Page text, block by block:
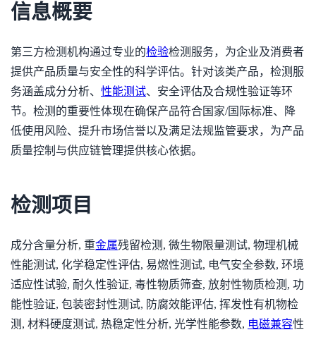
信息概要
第三方检测机构通过专业的检验检测服务，为企业及消费者
提供产品质量与安全性的科学评估。针对该类产品，检测服
务涵盖成分分析、 性能测试、安全评估及合规性验证等环
节。检测的重要性体现在确保产品符合国家/国际标准、降
低使用风险、提升市场信誉以及满足法规监管要求，为产品
质量控制与供应链管理提供核心依据。
检测项目
成分含量分析, 重金属残留检测, 微生物限量测试, 物理机械
性能测试, 化学稳定性评估, 易燃性测试, 电气安全参数, 环境
适应性试验, 耐久性验证, 毒性物质筛查, 放射性物质检测, 功
能性验证, 包装密封性测试, 防腐效能评估, 挥发性有机物检
测, 材料硬度测试, 热稳定性分析, 光学性能参数, 电磁兼容性